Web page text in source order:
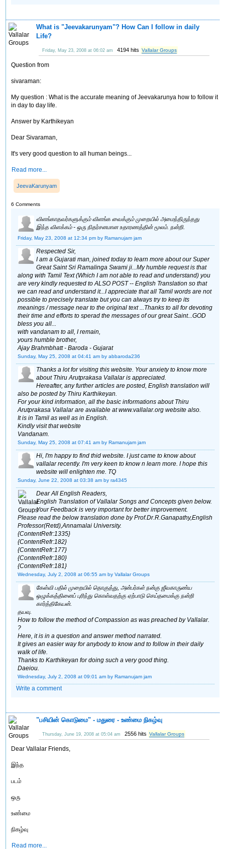
What is "Jeevakarunyam"? How Can I follow in daily
Life?
Friday, May 23, 2008 at 06:02 am 4194 hits Vallalar Groups
Question from
sivaraman:
My question : What is the accurate meaning of Jeevakarunya how to follow it
in day to day life.
Answer by Karthikeyan
Dear Sivaraman,
It's very good question to all human beings...
Read more...
JeevaKarunyam
6 Comments
விளங்காதவர்களுக்கும் விளங்க வைக்கும் முறையில் அமைந்திருந்தது
இந்த விளக்கம் - ஒரு நிதர்சனமான உதாரணத்தின் மூலம். நன்றி.
Friday, May 23, 2008 at 12:34 pm by Ramanujam jam
Respected Sir,
I am a Gujarati man, joined today to learn more about our Super
Great Saint Sri Ramalinga Swami ji...My humble request is that
along with Tamil Text (Which I am not able to read and understand) you
are very kindly requested to ALSO POST -- English Translation so that
we can read and understand it...I appreciate that all Tamil words are not
possible to precisely translate but you can always try to keep its
meanings / message near to the original text ...Thanks to all for devoting
their time and efforts to sperad the messages of our great Saint...GOD
bless you all...
with vandanam to all, I remain,
yours humble brother,
Ajay Brahmbhatt - Baroda - Gujarat
Sunday, May 25, 2008 at 04:41 am by abbaroda236
Thanks a lot for visiting this website. Your anxiety to know more
about Thiru Arutprakasa Vallalar is appreciated.
Hereafter, any further articles are posted, English translation will
also be posted by Thiru Karthikeyan.
For your kind information, all the basic informations about Thiru
Arutprakasa Vallalar are available at www.vallalar.org website also.
It is in Tamil as well as in English.
Kindly visit that website
Vandanam.
Sunday, May 25, 2008 at 07:41 am by Ramanujam jam
Hi, I'm happy to find thid website. I just came to know about
vallalar recently. I'm very keen to know n learn more. I hope this
website will enlighten me. TQ
Sunday, June 22, 2008 at 03:38 am by ra4345
Dear All English Readers,
English Translation of Vallalar Songs and Concepts given below.
Your Feedback is very important for better improvement.
Please read the below translation done by Prof.Dr.R.Ganapathy,English
Professor(Retd),Annamalai University.
{ContentRefr:1335}
{ContentRefr:182}
{ContentRefr:177}
{ContentRefr:180}
{ContentRefr:181}
Wednesday, July 2, 2008 at 06:55 am by Vallalar Groups
கேள்வி பதில் முறையில் தொகுத்து, அன்பர்கள் நன்கு ஜீவகாருண்ய
ஒழுக்கத்தினைப் புரிந்து கொள்வதற்கு ஏற்பாடு செய்தமைக்கு நன்றி
கார்த்திகேயன்.
தயவு.
How to follow the method of Compassion as was preached by Vallalar.
?
Here, it is in a question and answer method narrated.
It gives an easier way for anybody to know and to follow in their daily
walk of life.
Thanks to Karthikeyan for doing such a very good thing.
Daeiou.
Wednesday, July 2, 2008 at 09:01 am by Ramanujam jam
Write a comment
"பசியின் கொடுமை" - மதுரை - உண்மை நிகழ்வு
Thursday, June 19, 2008 at 05:04 am 2556 hits Vallalar Groups
Dear Vallalar Friends,
இந்த
படம்
ஒரு
உண்மை
நிகழ்வு
Read more...